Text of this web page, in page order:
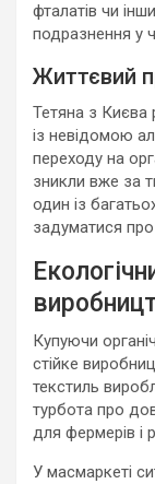
фталатів чи
подразнення у
Життєвий
Тетяна з Києва
із невідомою
переходу на
зникли вже за
один із
задуматися про
Купуючи
стійке
текстиль
турбота про
для фермерів і
У масмаркеті